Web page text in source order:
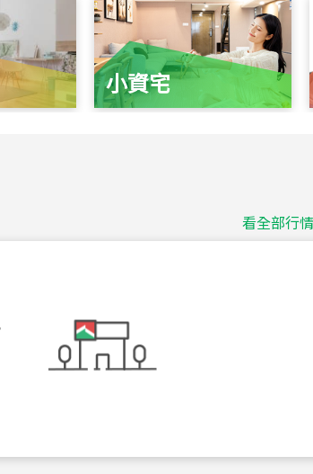
小資宅
看全部行情
台北市中山區長春路
新竹市新竹市慈祥路